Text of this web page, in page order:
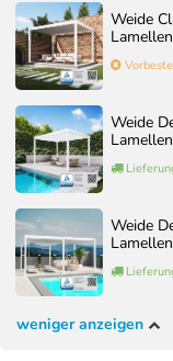
Weide
Weide
Weide
weniger anzeigen